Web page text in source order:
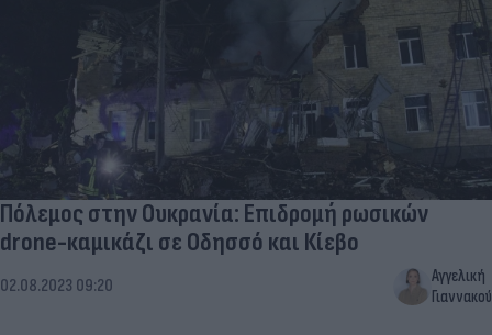
Πόλεμος στην Ουκρανία: Επιδρομή ρωσικών
drone-καμικάζι σε Οδησσό και Κίεβο
02.08.2023 09:20
Αγγελική
Γιαννακού